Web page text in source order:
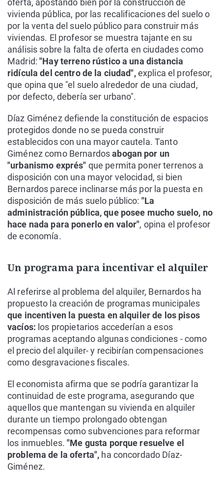
oferta, apostando bien por la construcción de
vivienda pública, por las recalificaciones del suelo o
por la venta del suelo público para construir más
viviendas. El profesor se muestra tajante en su
análisis sobre la falta de oferta en ciudades como
Madrid: "Hay terreno rústico a una distancia
ridícula del centro de la ciudad",explica el profesor,
que opina que "el suelo alrededor de una ciudad,
por defecto, debería ser urbano".
Díaz Giménez defiende la constitución de espacios
protegidos donde no se pueda construir
establecidos con una mayor cautela. Tanto
Giménez como Bernardosabogan por un
"urbanismo exprés" que permita poner terrenos a
disposición con una mayor velocidad, si bien
Bernardos parece inclinarse más por la puesta en
disposición de más suelo público: "La
administración pública, que posee mucho suelo, no
hace nada para ponerlo en valor", opina el profesor
de economía.
Un programa para incentivar el alquiler
Al referirse al problema del alquiler, Bernardos ha
propuesto la creación de programas municipales
que incentiven la puesta en alquiler de los pisos
vacíos: los propietarios accederían a esos
programas aceptando algunas condiciones - como
el precio del alquiler- y recibirían compensaciones
como desgravaciones fiscales.
El economista afirma que se podría garantizar la
continuidad de este programa, asegurando que
aquellos que mantengan su vivienda en alquiler
durante un tiempo prolongado obtengan
recompensas como subvenciones para reformar
los inmuebles."Me gusta porque resuelve el
problema de la oferta", ha concordado Díaz-
Giménez.